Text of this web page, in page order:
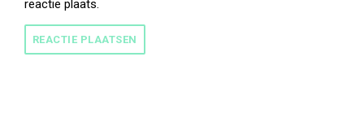
reactie plaats.